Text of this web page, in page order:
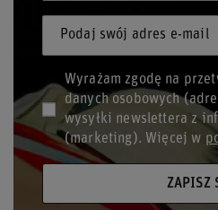
Podaj swój adres e-mail
Wyrażam zgodę na
danych osobowych
wysyłki newslettera z
(marketing). Więcej w
ZAPISZ